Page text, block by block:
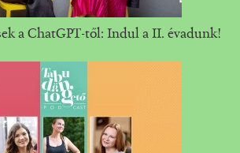
a ChatGPT-től: Indul a II. évadunk!